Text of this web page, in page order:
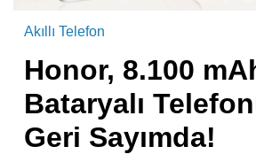
Akıllı Telefon
Honor, 8.100
Bataryalı
Geri Sayımda!